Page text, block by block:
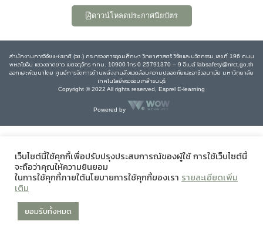
ดาวน์โหลดประกาศนียบัตร
สำนักงานการวิจัยแห่งชาติ (วช.) กระทรวงการอุดมศึกษา วิทยาศาสตร์ วิจัยและนวัตกรรม เลขที่ 196 ถนน
พหลโยธิน แขวงลาดยาว เขตจตุจักร กทม. 10900 โทร 0 25791370 – 9 อีเมล์ labsafety@nrct.go.th
ออกและพัฒนาโดย ศูนย์การจัดการด้านพลังงานสิ่งแวดล้อมความปลอดภัยและอาชีวอนามัย มหาวิทยาลัย
เทคโนโลยีพระจอมเกล้าธนบุรี
Copyright © 2022 All rights reserved, Esprel E-learning
Powered by
เว็บไซต์นี้ใช้คุกกี้เพื่อปรับปรุงประสบการณ์ของผู้ใช้ การใช้เว็บไซต์นี้
จะถือว่าคุณให้ความยินยอม
ในการใช้คุกกี้ภายใต้นโยบายการใช้คุกกี้ของเรา รายละเอียดเพิ่ม
เติม
ยอมรับทั้งหมด